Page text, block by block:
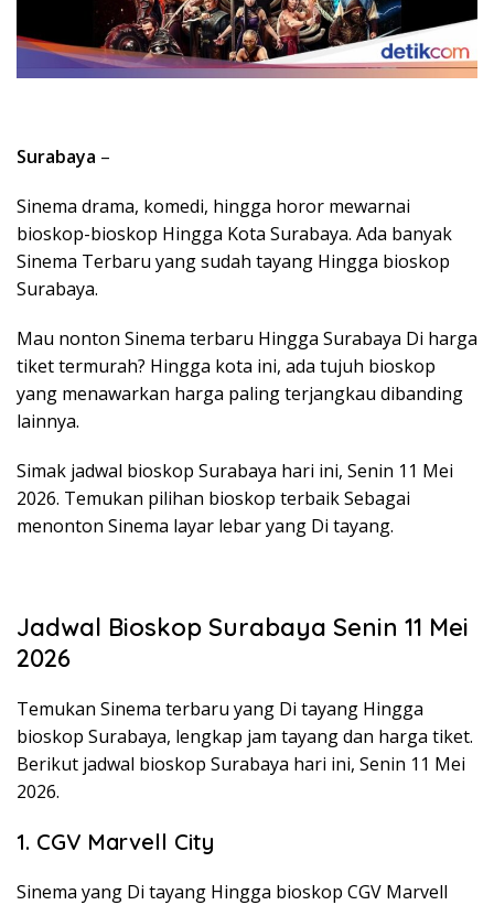
Surabaya –
Sinema drama, komedi, hingga horor mewarnai
bioskop-bioskop Hingga Kota Surabaya. Ada banyak
Sinema Terbaru yang sudah tayang Hingga bioskop
Surabaya.
Mau nonton Sinema terbaru Hingga Surabaya Di harga
tiket termurah? Hingga kota ini, ada tujuh bioskop
yang menawarkan harga paling terjangkau dibanding
lainnya.
Simak jadwal bioskop Surabaya hari ini, Senin 11 Mei
2026. Temukan pilihan bioskop terbaik Sebagai
menonton Sinema layar lebar yang Di tayang.
Jadwal Bioskop Surabaya Senin 11 Mei
2026
Temukan Sinema terbaru yang Di tayang Hingga
bioskop Surabaya, lengkap jam tayang dan harga tiket.
Berikut jadwal bioskop Surabaya hari ini, Senin 11 Mei
2026.
1. CGV Marvell City
Sinema yang Di tayang Hingga bioskop CGV Marvell